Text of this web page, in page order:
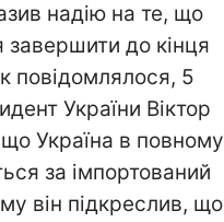
надію на те, що
до кінця
повідомлялося, 5
України Віктор
Україна в повному
за імпортований
він підкреслив, що